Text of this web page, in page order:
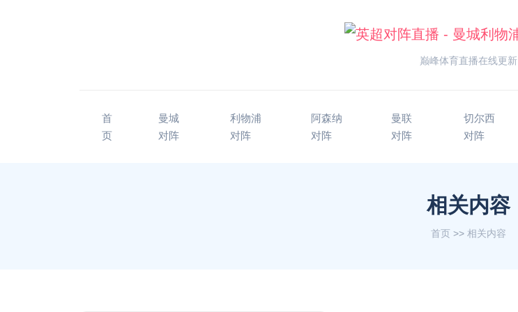
巅峰体育直播在线更新
首
页
曼城
对阵
利物浦
对阵
阿森纳
对阵
曼联
对阵
切尔西
对阵
相关内容
首页 >> 相关内容